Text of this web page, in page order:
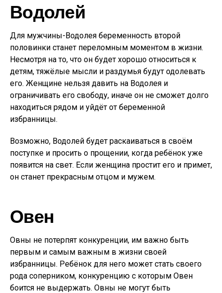
Водолей
Для мужчины-Водолея беременность второй
половинки станет переломным моментом в жизни.
Несмотря на то, что он будет хорошо относиться к
детям, тяжёлые мысли и раздумья будут одолевать
его. Женщине нельзя давить на Водолея и
ограничивать его свободу, иначе он не сможет долго
находиться рядом и уйдёт от беременной
избранницы.
Возможно, Водолей будет раскаиваться в своём
поступке и просить о прощении, когда ребёнок уже
появится на свет. Если женщина простит его и примет,
он станет прекрасным отцом и мужем.
Овен
Овны не потерпят конкуренции, им важно быть
первым и самым важным в жизни своей
избранницы. Ребёнок для него может стать своего
рода соперником, конкуренцию с которым Овен
боится не выдержать. Овны не могут быть